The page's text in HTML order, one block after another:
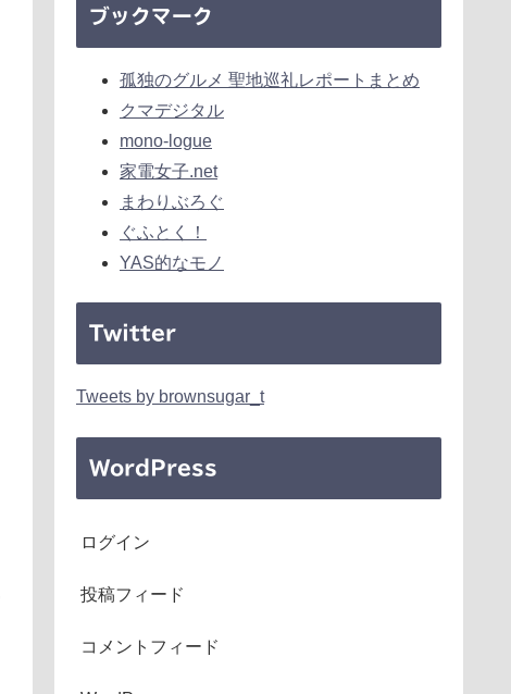
ブックマーク
孤独のグルメ 聖地巡礼レポートまとめ
クマデジタル
mono-logue
家電女子.net
まわりぶろぐ
ぐふとく！
YAS的なモノ
Twitter
Tweets by brownsugar_t
WordPress
ログイン
投稿フィード
コメントフィード